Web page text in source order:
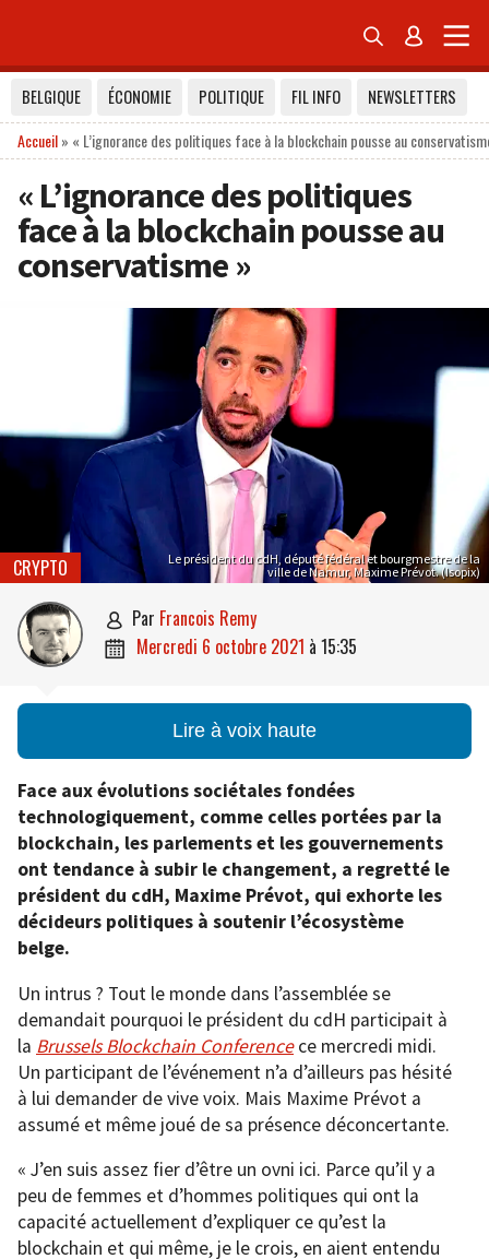
 
BELGIQUE ÉCONOMIE POLITIQUE FIL INFO
NEWSLETTERS
Accueil» « L’ignorance des politiques face à la blockchain pousse au
« L’ignorance des politiques
face à la blockchain pousse au
conservatisme »
Le président du cdH, député fédéral et bourgmestre de la
ville de Namur, Maxime Prévot. (Isopix)
CRYPTO
 par Francois Remy
 mercredi 6 octobre 2021 à 15:35
Lire à voix haute
Face aux évolutions sociétales fondées
technologiquement, comme celles portées par la
blockchain, les parlements et les gouvernements
ont tendance à subir le changement, a regretté le
président du cdH, Maxime Prévot, qui exhorte les
décideurs politiques à soutenir l’écosystème
belge.
Un intrus ? Tout le monde dans l’assemblée se
demandait pourquoi le président du cdH participait à
la Brussels Blockchain Conferencece mercredi midi.
Un participant de l’événement n’a d’ailleurs pas hésité
à lui demander de vive voix. Mais Maxime Prévot a
assumé et même joué de sa présence déconcertante.
« J’en suis assez fier d’être un ovni ici. Parce qu’il y a
peu de femmes et d’hommes politiques qui ont la
capacité actuellement d’expliquer ce qu’est la
blockchain et qui même, je le crois, en aient entendu